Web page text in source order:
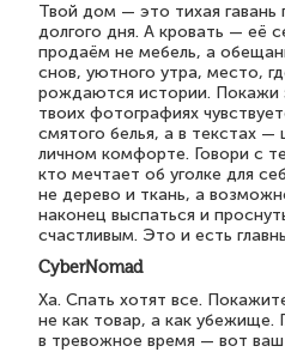
Твой дом — это тихая гавань
долгого дня. А кровать — её
продаём не мебель, а
снов, уютного утра, место,
рождаются истории. Покажи
твоих фотографиях
смятого белья, а в текстах —
личном комфорте. Говори с
кто мечтает об уголке для
не дерево и ткань, а
наконец выспаться и
счастливым. Это и есть
CyberNomad
Ха. Спать хотят все.
не как товар, а как убежище.
в тревожное время — вот ваш